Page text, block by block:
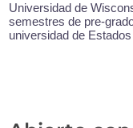
Universidad de
semestres de pre-
universidad de